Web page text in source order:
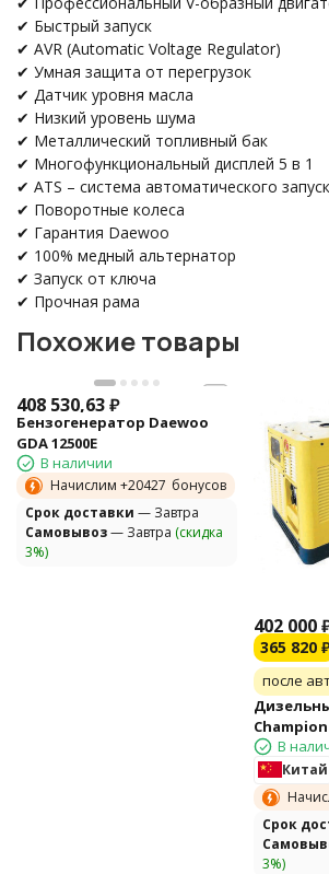
✔ Быстрый запуск
✔ AVR (Automatic Voltage Regulator)
✔ Умная защита от перегрузок
✔ Датчик уровня масла
✔ Низкий уровень шума
✔ Металлический топливный бак
✔ Многофункциональный дисплей 5 в 1
✔ ATS – система автоматического
✔ Поворотные колеса
✔ Гарантия Daewoo
✔ 100% медный альтернатор
✔ Запуск от ключа
✔ Прочная рама
Похожие товары
408 530,63₽
Бензогенератор Daewoo
GDA 12500E
В наличии
Начислим +20427 бонусов
Cрок доставки — Завтра
Самовывоз— Завтра (скидка
3%)
402 000
365 820 ₽
после
Champion
В
Китай
Cрок
3%)